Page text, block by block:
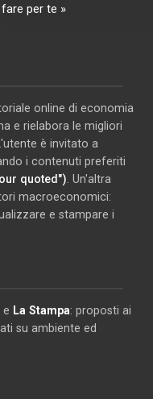
per te »
online di economia
e rielabora le migliori
è invitato a
i contenuti preferiti
quoted") . Un'altra
macroeconomici:
e stampare i
e La Stampa: proposti ai
su ambiente ed